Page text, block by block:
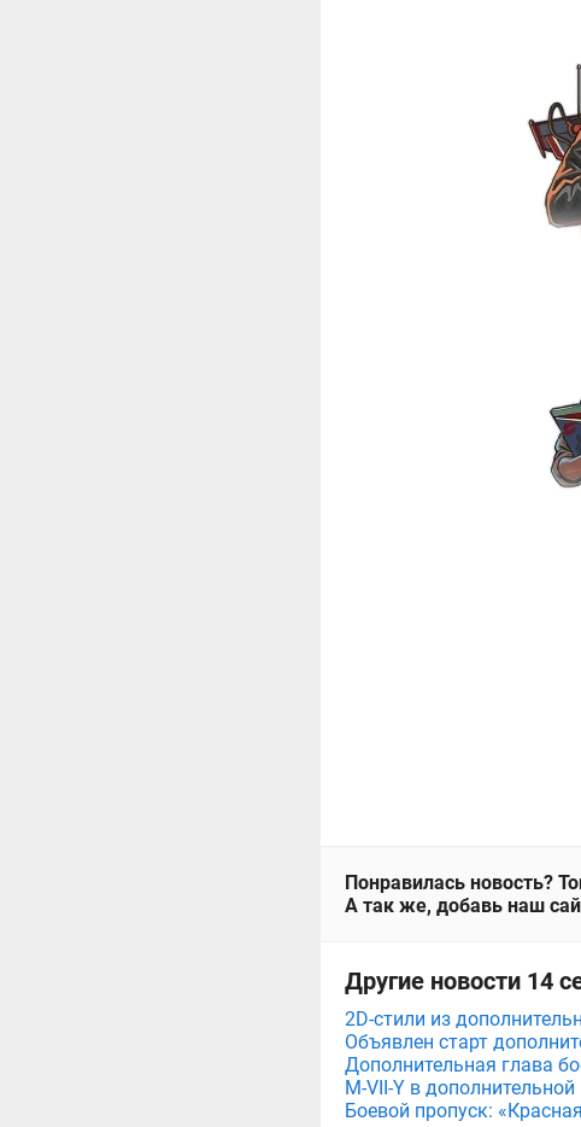
Понравилась новость?
А так же, добавь наш
Другие новости 14
2D-стили из
Объявлен старт
Дополнительная глава
M-VII-Y в
Боевой пропуск: